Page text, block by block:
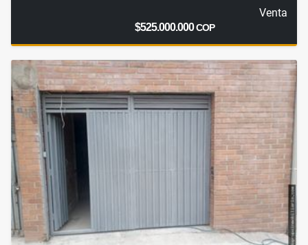
Venta
$525.000.000COP